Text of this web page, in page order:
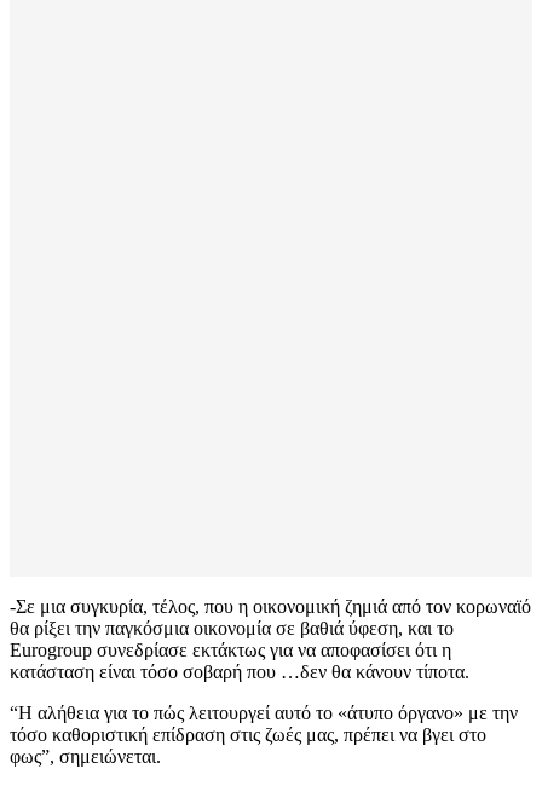
-Σε μια συγκυρία, τέλος, που η οικονομική ζημιά από τον κορωναϊό
θα ρίξει την παγκόσμια οικονομία σε βαθιά ύφεση, και το
Eurogroup συνεδρίασε εκτάκτως για να αποφασίσει ότι η
κατάσταση είναι τόσο σοβαρή που …δεν θα κάνουν τίποτα.
“Η αλήθεια για το πώς λειτουργεί αυτό το «άτυπο όργανο» με την
τόσο καθοριστική επίδραση στις ζωές μας, πρέπει να βγει στο
φως”, σημειώνεται.